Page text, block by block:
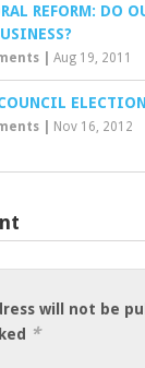
REFORM: DO
| Aug 19, 2011
| Nov 16, 2012
will not be
*